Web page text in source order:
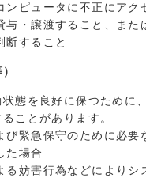
ンピュータに不正にアク
・譲渡すること、また
断すること
態を良好に保つために
ことがあります。
び緊急保守のために必要
た場合
る妨害行為などにより